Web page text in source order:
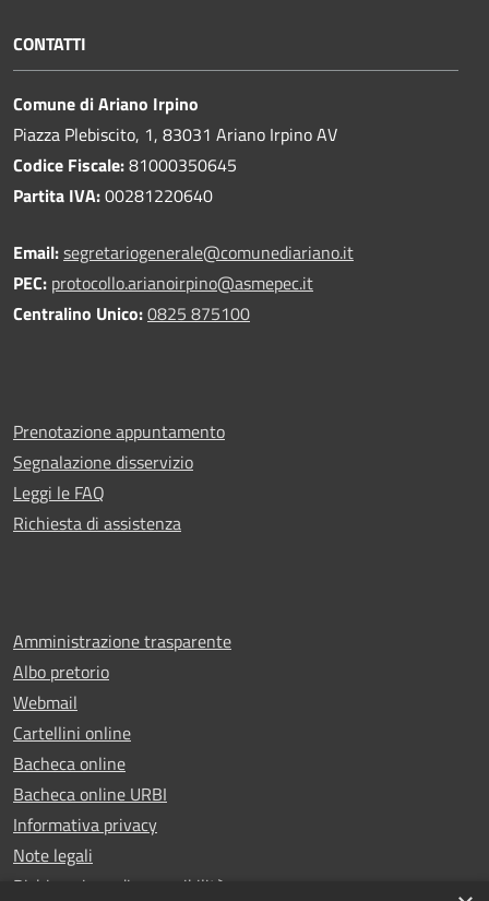
CONTATTI
Comune di Ariano Irpino
Piazza Plebiscito, 1, 83031 Ariano Irpino AV
Codice Fiscale:81000350645
Partita IVA:00281220640
Email:segretariogenerale@comunediariano.it
PEC: protocollo.arianoirpino@asmepec.it
Centralino Unico:0825 875100
Prenotazione appuntamento
Segnalazione disservizio
Leggi le FAQ
Richiesta di assistenza
Amministrazione trasparente
Albo pretorio
Webmail
Cartellini online
Bacheca online
Bacheca online URBI
Informativa privacy
Note legali
Dichiarazione di accessibilità